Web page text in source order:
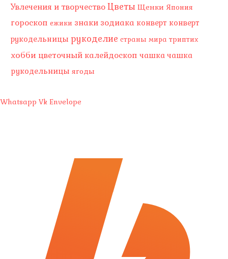
Увлечения и творчество Цветы Щенки Япония
гороскоп ежики знаки зодиака конверт конверт
рукодельницы рукоделие страны мира триптих
хобби цветочный калейдоскоп чашка чашка
рукодельницы ягоды
Whatsapp Vk Envelope